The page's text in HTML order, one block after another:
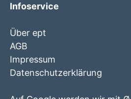
Infoservice
Über ept
AGB
Impressum
Datenschutzerklärung